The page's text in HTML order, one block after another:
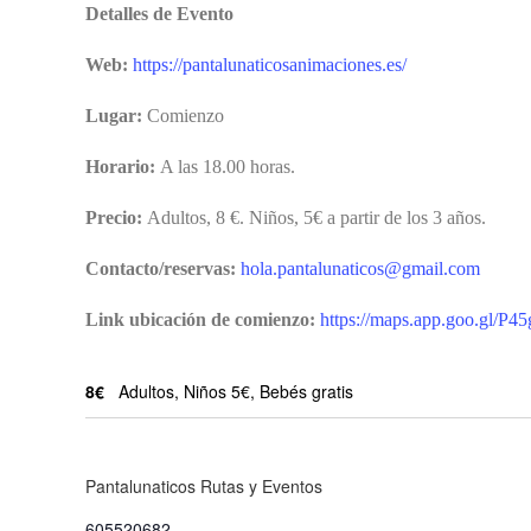
Detalles de Evento
Web: https://pantalunaticosanimaciones.es/
Lugar: Comienzo
Horario: A las 18.00 horas.
Precio: Adultos, 8 €. Niños, 5€ a partir de los 3 años.
Contacto/reservas: hola.pantalunaticos@gmail.com
Link ubicación de comienzo: https://maps.app.goo.gl/
8€ Adultos, Niños 5€, Bebés gratis
Pantalunaticos Rutas y Eventos